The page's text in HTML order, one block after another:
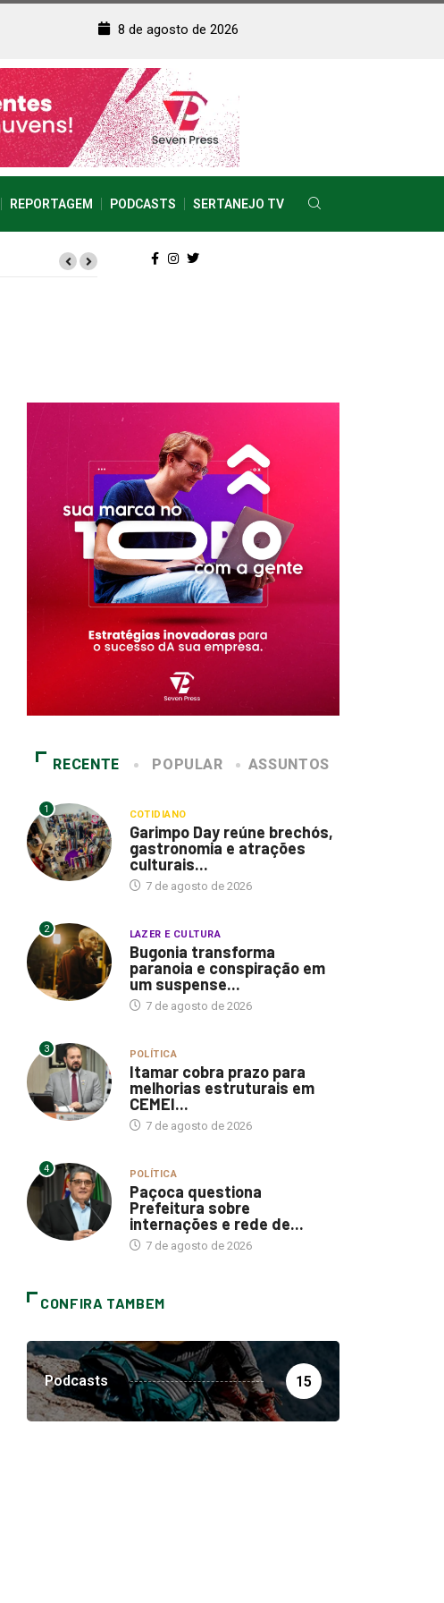
8 de agosto de 2026
REPORTAGEM PODCASTS SERTANEJO TV
RECENTE POPULAR ASSUNTOS
1 COTIDIANO
Garimpo Day reúne brechós,
gastronomia e atrações
culturais...
7 de agosto de 2026
2 LAZER E CULTURA
Bugonia transforma
paranoia e conspiração em
um suspense...
7 de agosto de 2026
3 POLÍTICA
Itamar cobra prazo para
melhorias estruturais em
CEMEI...
7 de agosto de 2026
4 POLÍTICA
Paçoca questiona
Prefeitura sobre
internações e rede de...
7 de agosto de 2026
CONFIRA TAMBEM
Podcasts 15